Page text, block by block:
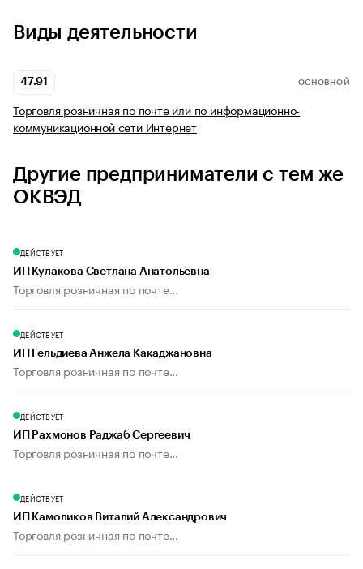
Виды деятельности
47.91 ОСНОВНОЙ
Торговля розничная по почте или по информационно-
коммуникационной сети Интернет
Другие предприниматели с тем же
ОКВЭД
ДЕЙСТВУЕТ
ИП Кулакова Светлана Анатольевна
Торговля розничная по почте...
ДЕЙСТВУЕТ
ИП Гельдиева Анжела Какаджановна
Торговля розничная по почте...
ДЕЙСТВУЕТ
ИП Рахмонов Раджаб Сергеевич
Торговля розничная по почте...
ДЕЙСТВУЕТ
ИП Камоликов Виталий Александрович
Торговля розничная по почте...